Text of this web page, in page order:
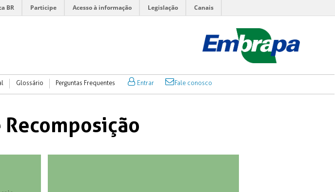
BR Participe Acesso à informação Legislação Canais
Glossário Perguntas Frequentes Entrar Fale conosco